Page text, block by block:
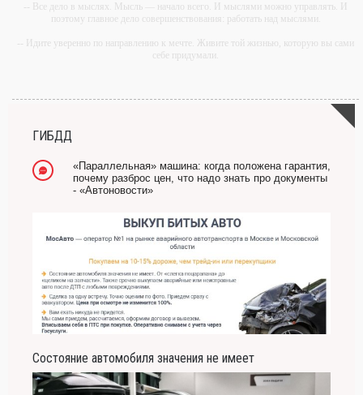
-- Все дело в мыслях. Мысль — начало всего. И мыслями можно управлять. И
поэтому главное дело совершенствования: работать над мыслями.
-- Идите уверенно по направлению к мечте. Живите той жизнью, которую вы сами
себе придумали.
-- Лучшее, что можно сделать с хорошим советом, это пропустить его мимо ушей.
Он никогда не бывает полезен никому, кроме того, кто его дал.
ГИБДД
«Параллельная» машина: когда положена гарантия,
почему разброс цен, что надо знать про документы
- «Автоновости»
Состояние автомобиля значения не имеет